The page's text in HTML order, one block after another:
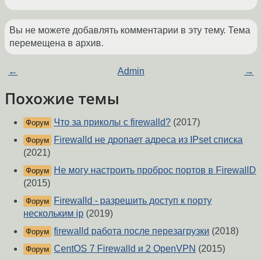
Вы не можете добавлять комментарии в эту тему. Тема
перемещена в архив.
← Admin →
Похожие темы
Форум Что за приколы с firewalld? (2017)
Форум
Firewalld не дропает адреса из IPset списка
(2021)
Форум
Не могу настроить проброс портов в FirewallD
(2015)
Форум
Firewalld - разрешить доступ к порту
нескольким ip (2019)
Форум firewalld работа после перезагрузки (2018)
Форум CentOS 7 Firewalld и 2 OpenVPN (2015)